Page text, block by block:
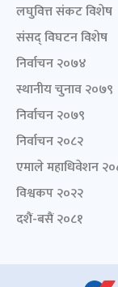
लघुवित्त संकट विशेष
संसद् विघटन विशेष
निर्वाचन २०७४
स्थानीय चुनाव २०७९
निर्वाचन २०७९
निर्वाचन २०८२
एमाले महाधिवेशन
विश्वकप २०२२
दशैं-बसैं २०८१